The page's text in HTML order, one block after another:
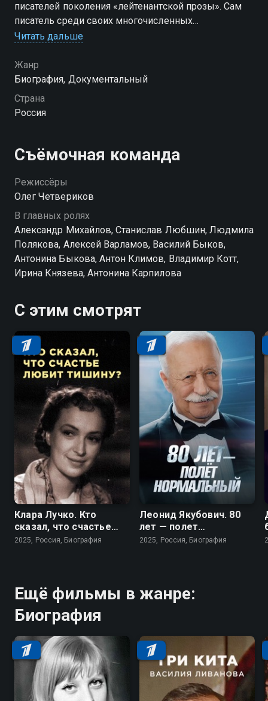
писателей поколения «лейтенантской прозы». Сам
писатель среди своих многочисленных
произведений самым важным считал небольшую
повести и её экранизации проходят лейтмотивом
через весь фильм. Именно эти произведения
кардинально повлияли на судьбы многих людей.
Читать дальше
Жанр
Биография, Документальный
Страна
Россия
Съёмочная команда
Режиссёры
Олег Четвериков
В главных ролях
Александр Михайлов, Станислав Любшин, Людмила
Полякова, Алексей Варламов, Василий Быков,
Антонина Быкова, Антон Климов, Владимир Котт,
Ирина Князева, Антонина Карпилова
С этим смотрят
Клара Лучко. Кто
сказал, что счастье
любит тишину?
2025, Россия, Биография
Леонид Якубович. 80
лет — полет
нормальный
2025, Россия, Биография
Ещё фильмы в жанре:
Биография